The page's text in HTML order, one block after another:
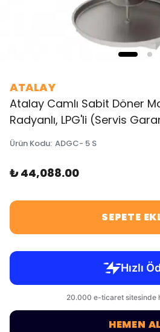
ATALAY
Atalay Camlı Sabit Döner
Radyanlı, LPG'li (Servis
Ürün Kodu: ADGC- 5 S
₺ 44,088.00
SEPETE
HEMEN AL